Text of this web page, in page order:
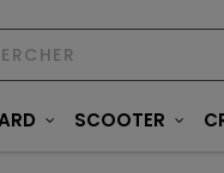
SCOOTER